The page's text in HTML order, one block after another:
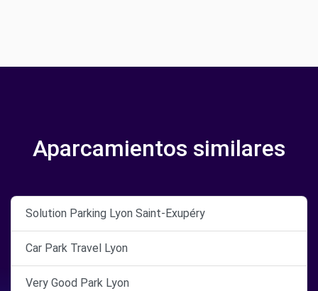
Aparcamientos similares
Solution Parking Lyon Saint-Exupéry
Car Park Travel Lyon
Very Good Park Lyon